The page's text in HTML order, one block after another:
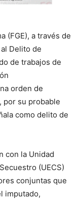
(FGE), a través de
Delito de
de trabajos de
orden de
por su probable
como delito de
con la Unidad
(UECS)
conjuntas que
imputado,